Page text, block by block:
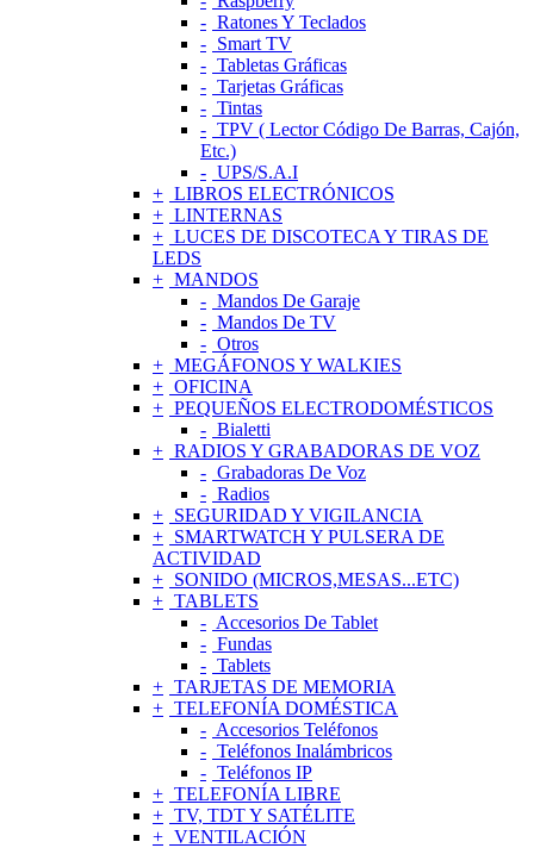
Ratones Y Teclados
Smart TV
Tabletas Gráficas
Tarjetas Gráficas
Tintas
TPV ( Lector Código De Barras, Cajón,
Etc.)
UPS/S.A.I
LIBROS ELECTRÓNICOS
LINTERNAS
LUCES DE DISCOTECA Y TIRAS DE
LEDS
MANDOS
Mandos De Garaje
Mandos De TV
Otros
MEGÁFONOS Y WALKIES
OFICINA
PEQUEÑOS ELECTRODOMÉSTICOS
Bialetti
RADIOS Y GRABADORAS DE VOZ
Grabadoras De Voz
Radios
SEGURIDAD Y VIGILANCIA
SMARTWATCH Y PULSERA DE
ACTIVIDAD
SONIDO (MICROS,MESAS...ETC)
TABLETS
Accesorios De Tablet
Fundas
Tablets
TARJETAS DE MEMORIA
TELEFONÍA DOMÉSTICA
Accesorios Teléfonos
Teléfonos Inalámbricos
Teléfonos IP
TELEFONÍA LIBRE
TV, TDT Y SATÉLITE
VENTILACIÓN